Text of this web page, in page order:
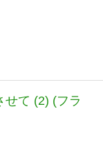
せて (2) (フラ